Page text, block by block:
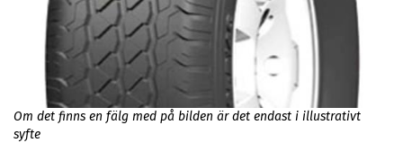
Om det finns en fälg med på bilden är det endast i illustrativt
syfte